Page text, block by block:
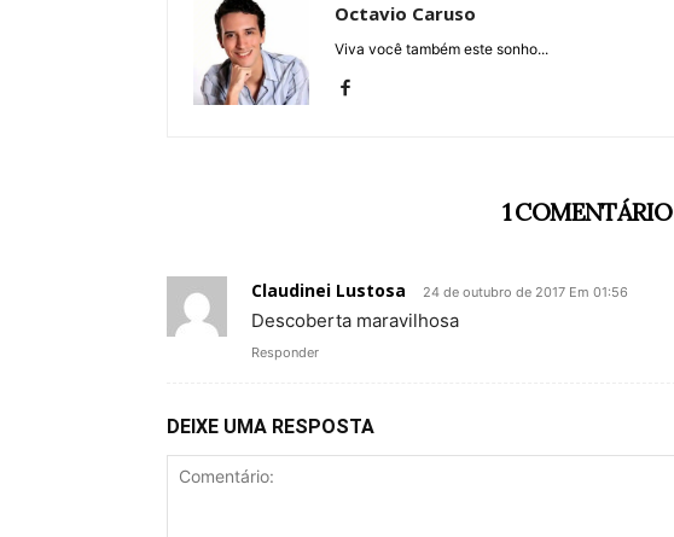
Octavio Caruso
Viva você também este sonho...
1 COMENTÁRIO
Claudinei Lustosa 24 de outubro de 2017 Em 01:56
Descoberta maravilhosa
Responder
DEIXE UMA RESPOSTA